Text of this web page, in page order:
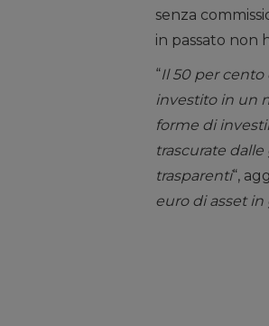
senza
in passato non
“Il 50 per
investito in un
forme di
trascurate
trasparenti“,
euro di asset